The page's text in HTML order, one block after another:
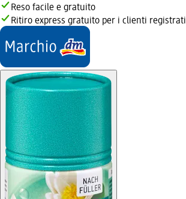
Reso facile e gratuito
Ritiro express gratuito per i clienti registrati